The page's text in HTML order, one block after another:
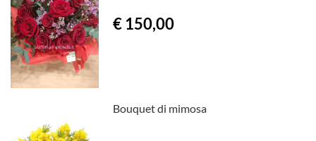
€ 150,00
Bouquet di mimosa